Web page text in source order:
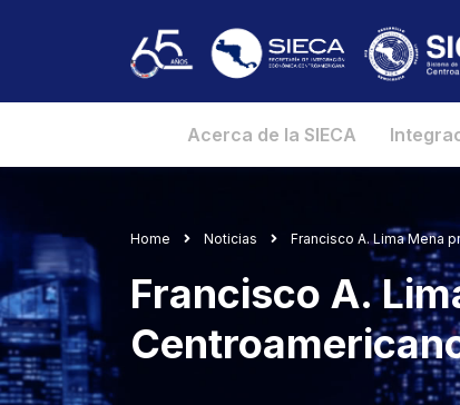
Acerca de la SIECA
Home Noticias Francisco A. Lima Mena
Francisco A.